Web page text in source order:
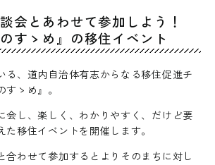
会とあわせて参加しよう！
すゝめ』の移住イベント
る、道内自治体有志からなる移住促進チ
ゝめ』。
会し、楽しく、わかりやすく、だけど要
た移住イベントを開催します。
合わせて参加するとよりそのまちに対し